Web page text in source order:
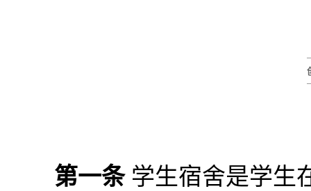
第一条学生宿舍是学生